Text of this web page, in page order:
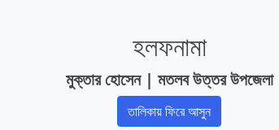
হলফনামা
মুক্তার হোসেন | মতলব উত্তর উপজেলা
তালিকায় ফিরে আসুন